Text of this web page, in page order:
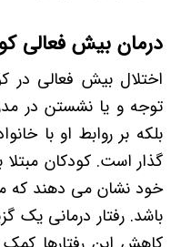
درمان بیش فعالی
اختلال بیش فعالی در
توجه و یا نشستن در
بلکه بر روابط او با
گذار است. کودکان مبتلا
خود نشان می دهند که
باشد. رفتار درمانی یک